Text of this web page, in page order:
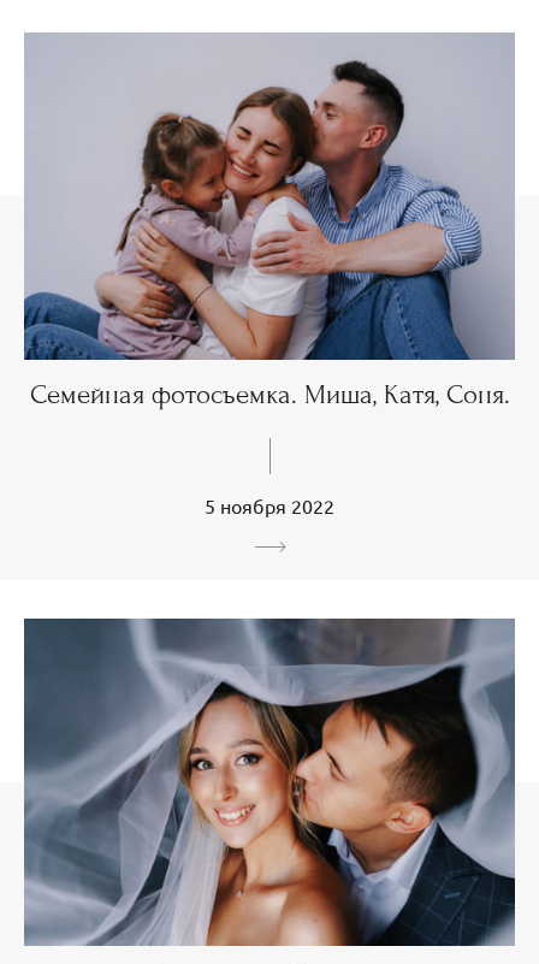
Семейная фотосъемка. Миша, Катя, Соня.
5 ноября 2022